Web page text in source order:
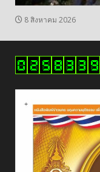
8 สิงหาคม 2026